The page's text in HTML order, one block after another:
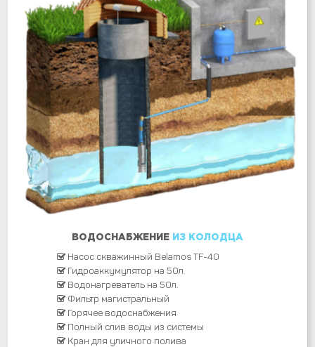
ВОДОСНАБЖЕНИЕ ИЗ КОЛОДЦА
Насос скважинный Belamos TF-40
Гидроаккумулятор на 50л.
Водонагреватель на 50л.
Фильтр магистральный
Горячее водоснабжения
Полный слив воды из системы
Кран для уличного полива